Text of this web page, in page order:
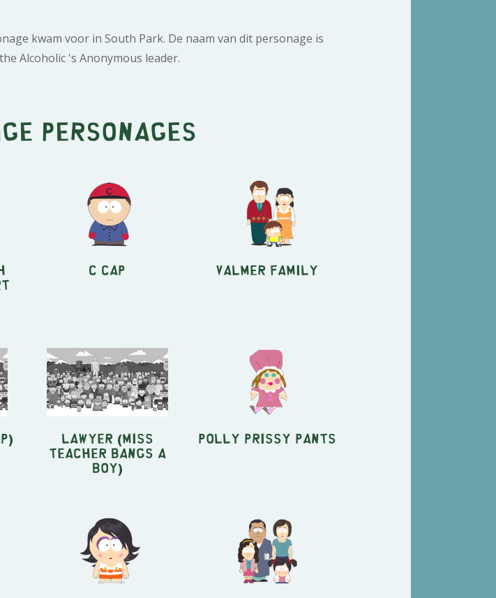
kwam voor in South Park. De naam van dit personage is
Alcoholic 's Anonymous leader.
personages
C Cap Valmer Family
Lawyer (Miss
Teacher Bangs a
Boy)
Polly Prissy Pants